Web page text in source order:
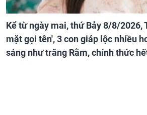
Kể từ ngày mai, thứ Bảy 8/8/2026,
mặt gọi tên', 3 con giáp lộc nhiều
sáng như trăng Rằm, chính thức